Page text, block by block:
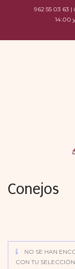
962 55 03 63
14:00
Conejos
NO SE HAN
CON TU